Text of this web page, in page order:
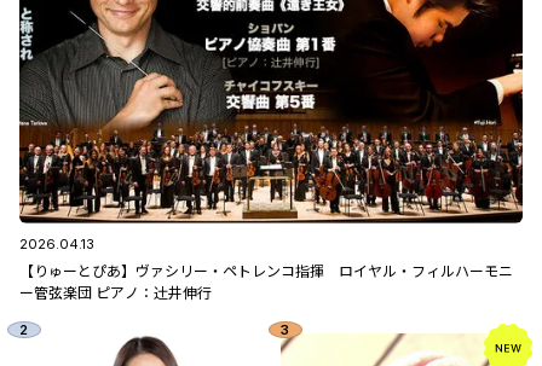
2026.04.13
【りゅーとぴあ】ヴァシリー・ペトレンコ指揮 ロイヤル・フィルハーモニ
ー管弦楽団 ピアノ：辻󠄀井伸行